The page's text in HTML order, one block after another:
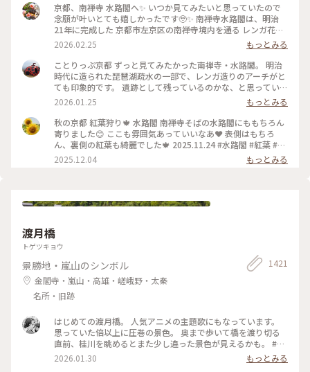
京都、南禅寺 水路閣へ✨ いつか見てみたいと思っていたので
念願が叶いとても嬉しかったです🥹✨ 南禅寺水路閣は、明治
21年に完成した 京都市左京区の南禅寺境内を通る レンガ花崗
岩造りのアーチ型水道橋。 琵琶湖疏水事業の一環として 田辺
朔郎氏が設計しました。 レトロなアーチがとても雰囲気があ
ります✨ 最後の写真は、上から見た写真です😊 帰りは水路横
の道を散策しながら 駅に向かいました👣 #南禅寺水路閣 #京都
#開運旅 #水路閣 #南禅寺
2026.02.25
もっとみる
ことりっぷ京都 ずっと見てみたかった南禅寺・水路閣。 明治
時代に造られた琵琶湖疏水の一部で、レンガ造りのアーチがと
ても印象的です。 遺跡として残っているのかな、と思っていた
のですが水路橋に上がることが出来て、琵琶湖の水が京都に流
れていく水路のすぐ横を歩くことも出来ます。けっこう感動で
した。 #開運旅#京都#南禅寺#水路閣#琵琶湖疏水
2026.01.25
もっとみる
秋の京都 紅葉狩り🍁 水路閣 南禅寺そばの水路閣にももちろん
寄りました😊 ここも雰囲気あっていいなあ❤️ 表側はもちろ
ん、裏側の紅葉も綺麗でした🍁 2025.11.24 #水路閣 #紅葉 #紅
葉狩り #京都 #ことりっぷ #秋の装い
2025.12.04 もっとみる
渡月橋
トゲツキョウ
景勝地・嵐山のシンボル
金閣寺・嵐山・高雄・嵯峨野・太秦
名所・旧跡
1421
はじめての渡月橋。 人気アニメの主題歌にもなっています。
思っていた倍以上に圧巻の景色。 奥まで歩いて橋を渡り切る
直前、桂川を眺めるとまた少し違った景色が見えるかも。 #渡
月橋 #嵐山 #京都旅行 #嵐電 #京都観光
2026.01.30
もっとみる